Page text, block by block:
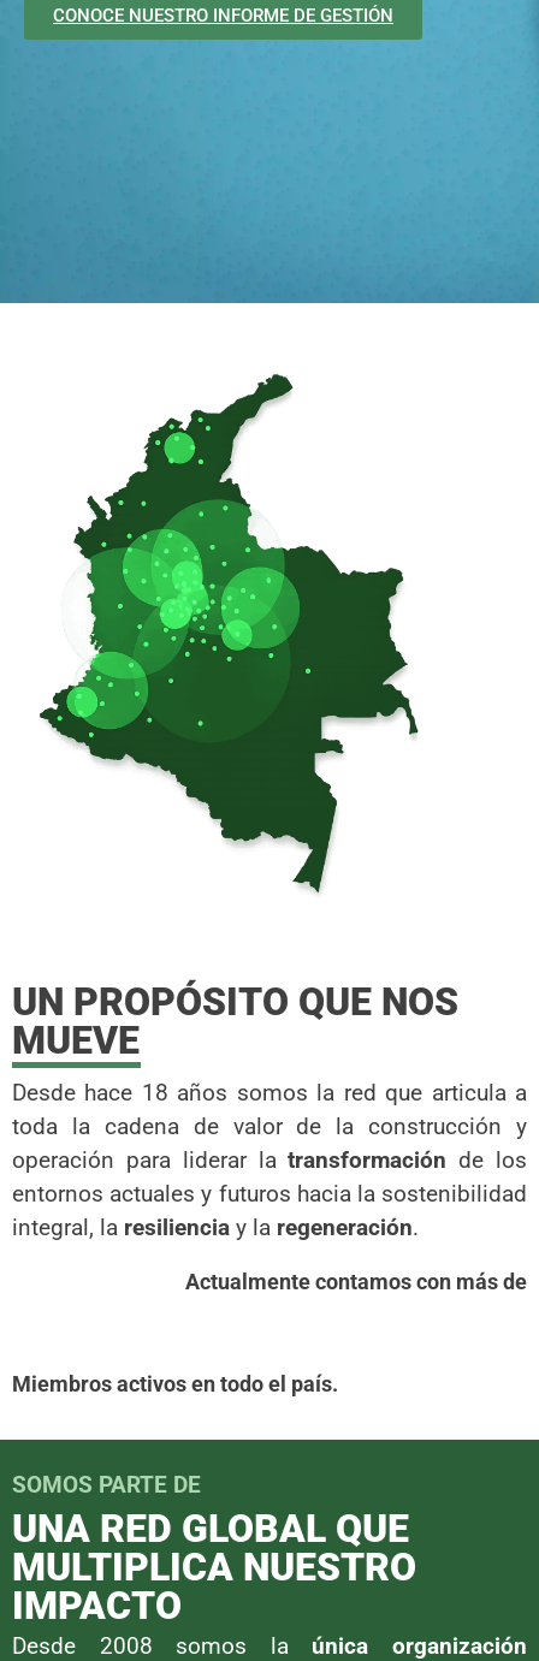
CONOCE NUESTRO INFORME DE GESTIÓN
UN PROPÓSITO QUE NOS
MUEVE
Desde hace 18 años somos la red que articula a
toda la cadena de valor de la construcción y
operación para liderar latransformación de los
entornos actuales y futuros hacia la sostenibilidad
integral, la resiliencia y la regeneración.
Actualmente contamos con más de
Miembros activos en todo el país.
SOMOS PARTE DE
UNA RED GLOBAL QUE
MULTIPLICA NUESTRO
IMPACTO
Desde 2008 somos la única organización